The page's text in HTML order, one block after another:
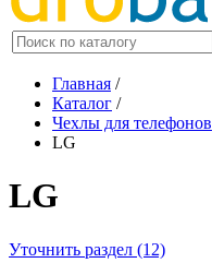
Главная /
Каталог /
Чехлы для телефонов
LG
LG
Уточнить раздел (12)